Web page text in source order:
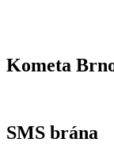
Kometa
SMS brána